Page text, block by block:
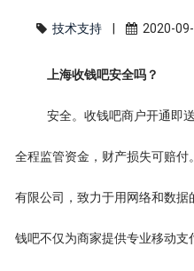
技术支持 | 2020-
上海收钱吧安全吗？
安全。收钱吧商户开通即
全程监管资金，财产损失可赔
有限公司，致力于用网络和数
钱吧不仅为商家提供专业移动